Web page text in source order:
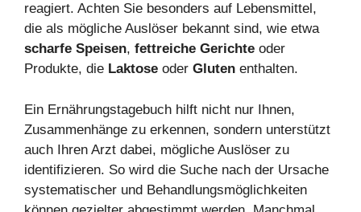
reagiert. Achten Sie besonders auf Lebensmittel,
die als mögliche Auslöser bekannt sind, wie etwa
scharfe Speisen, fettreiche Gerichte oder
Produkte, die Laktose oder Gluten enthalten.
Ein Ernährungstagebuch hilft nicht nur Ihnen,
Zusammenhänge zu erkennen, sondern unterstützt
auch Ihren Arzt dabei, mögliche Auslöser zu
identifizieren. So wird die Suche nach der Ursache
systematischer und Behandlungsmöglichkeiten